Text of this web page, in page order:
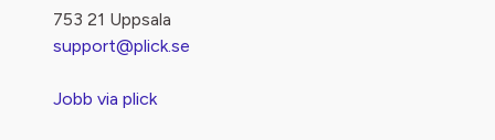
753 21 Uppsala
support@plick.se
Jobb via plick